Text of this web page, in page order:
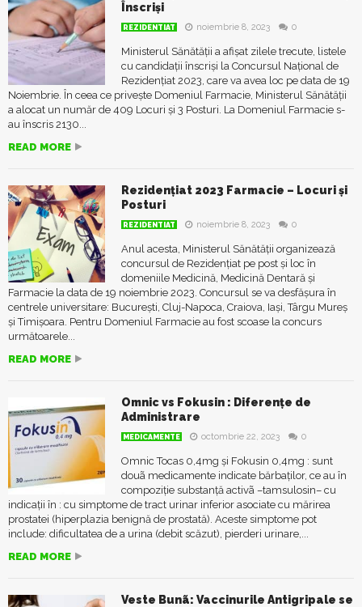
Înscriși
REZIDENTIAT noiembrie 8, 2023 0
Ministerul Sănătății a afișat zilele trecute, listele
cu candidații înscriși la Concursul Național de
Rezidențiat 2023, care va avea loc pe data de 19
Noiembrie. În ceea ce privește Domeniul Farmacie, Ministerul Sănătății
a alocat un număr de 409 Locuri și 3 Posturi. La Domeniul Farmacie s-
au înscris 2130...
READ MORE
Rezidențiat 2023 Farmacie – Locuri și
Posturi
REZIDENTIAT noiembrie 8, 2023 0
Anul acesta, Ministerul Sănătății organizează
concursul de Rezidențiat pe post și loc în
domeniile Medicină, Medicină Dentară și
Farmacie la data de 19 noiembrie 2023. Concursul se va desfășura în
centrele universitare: București, Cluj-Napoca, Craiova, Iași, Târgu Mureș
și Timișoara. Pentru Domeniul Farmacie au fost scoase la concurs
următoarele...
READ MORE
Omnic vs Fokusin : Diferenţe de
Administrare
MEDICAMENTE octombrie 22, 2023 0
Omnic Tocas 0,4mg și Fokusin 0,4mg : sunt
douã medicamente indicate bărbaților, ce au în
compoziție substanță activã –tamsulosin– cu
indicații în : cu simptome de tract urinar inferior asociate cu mărirea
prostatei (hiperplazia benignă de prostată). Aceste simptome pot
include: dificultatea de a urina (debit scăzut), pierderi urinare,...
READ MORE
Veste Bunã: Vaccinurile Antigripale se